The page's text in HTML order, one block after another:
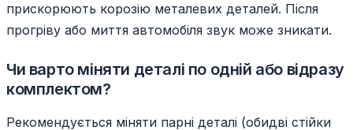
прискорюють корозію металевих деталей. Після
прогріву або миття автомобіля звук може зникати.
Чи варто міняти деталі по одній або відразу
комплектом?
Рекомендується міняти парні деталі (обидві стійки